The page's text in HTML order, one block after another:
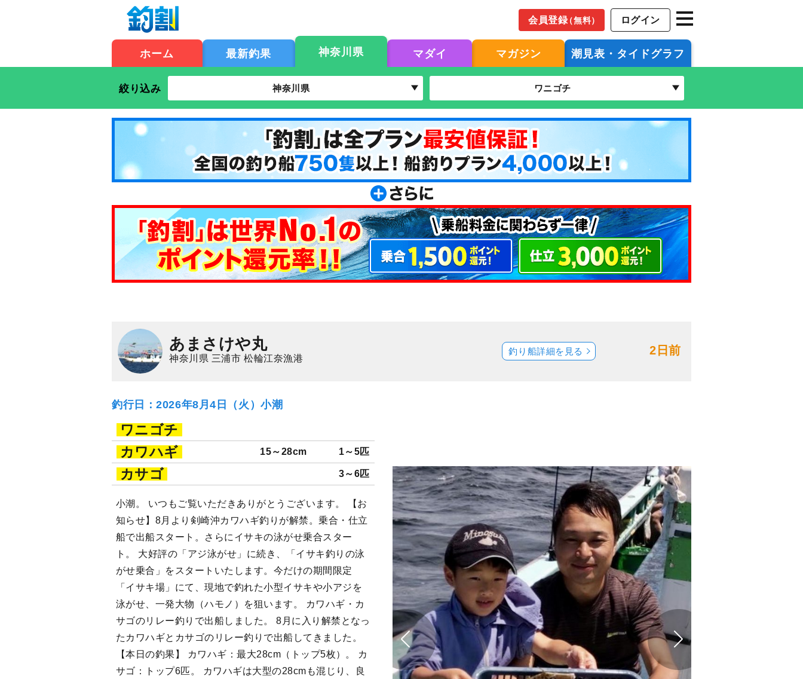
会員登録（無料） ログイン
ホーム 最新釣果 神奈川県 マダイ マガジン 潮見表・タイドグラフ
絞り込み 神奈川県 ワニゴチ
あまさけや丸
神奈川県 三浦市 松輪江奈漁港
2日前
釣り船詳細を見る
釣行日：2026年8月4日（火）小潮
ワニゴチ
カワハギ
15～28cm 1～5匹
カサゴ 3～6匹
小潮。 いつもご覧いただきありがとうございます。 【お
知らせ】8月より剣崎沖カワハギ釣りが解禁。乗合・仕立
船で出船スタート。さらにイサキの泳がせ乗合スター
ト。 大好評の「アジ泳がせ」に続き、「イサキ釣りの泳
がせ乗合」をスタートいたします。今だけの期間限定
「イサキ場」にて、現地で釣れた小型イサキや小アジを
泳がせ、一発大物（ハモノ）を狙います。 カワハギ・カ
サゴのリレー釣りで出船しました。 8月に入り解禁となっ
たカワハギとカサゴのリレー釣りで出船してきました。
【本日の釣果】 カワハギ：最大28cm（トップ5枚）。 カ
サゴ：トップ6匹。 カワハギは大型の28cmも混じり、良